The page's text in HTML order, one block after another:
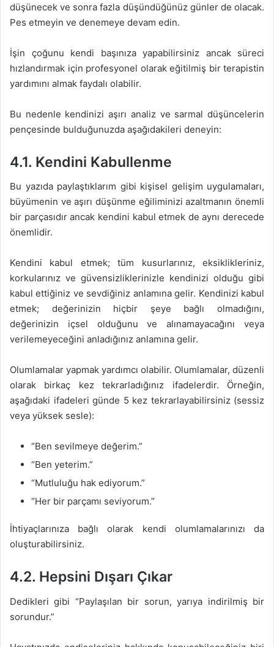
düşünecek ve sonra fazla düşündüğünüz günler de olacak.
Pes etmeyin ve denemeye devam edin.
İşin çoğunu kendi başınıza yapabilirsiniz ancak süreci
hızlandırmak için profesyonel olarak eğitilmiş bir terapistin
yardımını almak faydalı olabilir.
Bu nedenle kendinizi aşırı analiz ve sarmal düşüncelerin
pençesinde bulduğunuzda aşağıdakileri deneyin:
4.1. Kendini Kabullenme
Bu yazıda paylaştıklarım gibi kişisel gelişim uygulamaları,
büyümenin ve aşırı düşünme eğiliminizi azaltmanın önemli
bir parçasıdır ancak kendini kabul etmek de aynı derecede
önemlidir.
Kendini kabul etmek; tüm kusurlarınız, eksiklikleriniz,
korkularınız ve güvensizliklerinizle kendinizi olduğu gibi
kabul ettiğiniz ve sevdiğiniz anlamına gelir. Kendinizi kabul
etmek; değerinizin hiçbir şeye bağlı olmadığını,
değerinizin içsel olduğunu ve alınamayacağını veya
verilemeyeceğini anladığınız anlamına gelir.
Olumlamalar yapmak yardımcı olabilir. Olumlamalar, düzenli
olarak birkaç kez tekrarladığınız ifadelerdir. Örneğin,
aşağıdaki ifadeleri günde 5 kez tekrarlayabilirsiniz (sessiz
veya yüksek sesle):
“Ben sevilmeye değerim.”
“Ben yeterim.”
“Mutluluğu hak ediyorum.”
“Her bir parçamı seviyorum.”
İhtiyaçlarınıza bağlı olarak kendi olumlamalarınızı da
oluşturabilirsiniz.
4.2. Hepsini Dışarı Çıkar
Dedikleri gibi “Paylaşılan bir sorun, yarıya indirilmiş bir
sorundur.”